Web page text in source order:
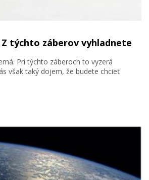
Z týchto záberov vyhladnete
Pri týchto záberoch to vyzerá
však taký dojem, že budete chcieť